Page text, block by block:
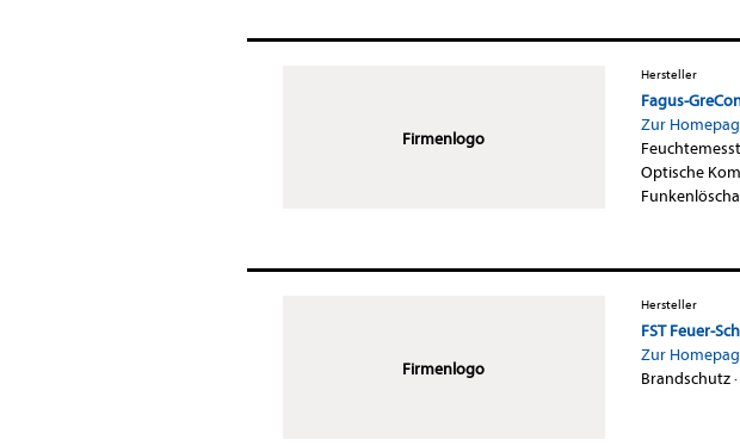
Firmenlogo
Hersteller
Fagus-
Zur
Optische
Firmenlogo
Hersteller
FST Feuer-
Zur
Brandschutz·